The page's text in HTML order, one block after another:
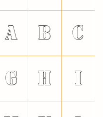
A B
C
G H
I